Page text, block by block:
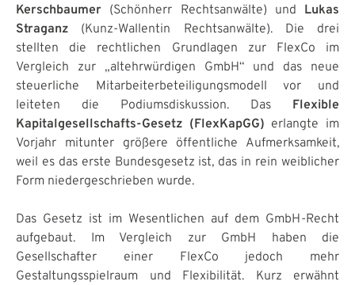
Kerschbaumer (Schönherr Rechtsanwälte) und Lukas
Straganz (Kunz-Wallentin Rechtsanwälte). Die drei
stellten die rechtlichen Grundlagen zur FlexCo im
Vergleich zur „altehrwürdigen GmbH“ und das neue
steuerliche Mitarbeiterbeteiligungsmodell vor und
leiteten die Podiumsdiskussion. Das Flexible
Kapitalgesellschafts-Gesetz (FlexKapGG) erlangte im
Vorjahr mitunter größere öffentliche Aufmerksamkeit,
weil es das erste Bundesgesetz ist, das in rein weiblicher
Form niedergeschrieben wurde.
Das Gesetz ist im Wesentlichen auf dem GmbH-Recht
aufgebaut. Im Vergleich zur GmbH haben die
Gesellschafter einer FlexCo jedoch mehr
Gestaltungsspielraum und Flexibilität. Kurz erwähnt